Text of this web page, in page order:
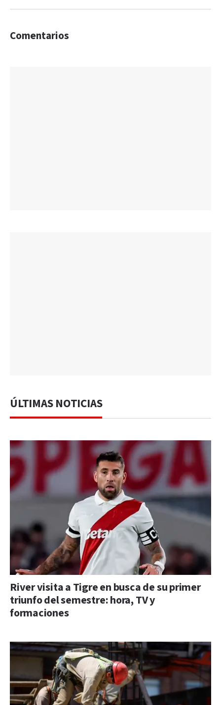
Comentarios
ÚLTIMAS NOTICIAS
River visita a Tigre en busca de su primer
triunfo del semestre: hora, TV y
formaciones